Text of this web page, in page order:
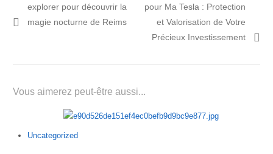
l’article
précédent:
explorer pour découvrir la
magie nocturne de Reims
article:
pour Ma Tesla : Protection
et Valorisation de Votre
Précieux Investissement
Vous aimerez peut-être aussi...
Uncategorized